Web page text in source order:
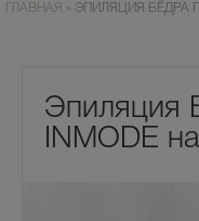
ГЛАВНАЯ » ЭПИЛЯЦИЯ БЁДРА
Эпиляция
INMODE